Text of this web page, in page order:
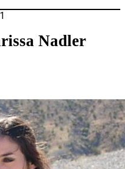
Nadler